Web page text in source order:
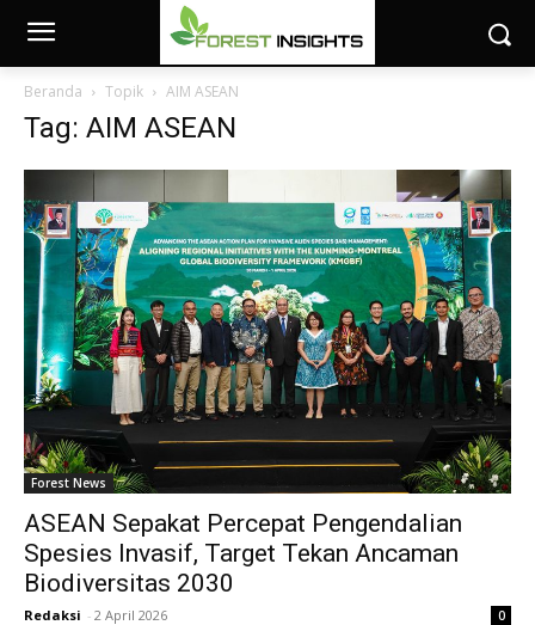
Beranda Topik AIM ASEAN
Tag: AIM ASEAN
Forest News
ASEAN Sepakat Percepat Pengendalian
Spesies Invasif, Target Tekan Ancaman
Biodiversitas 2030
Redaksi - 2 April 2026 0